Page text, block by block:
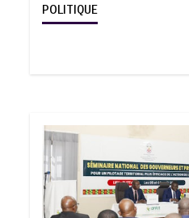
POLITIQUE